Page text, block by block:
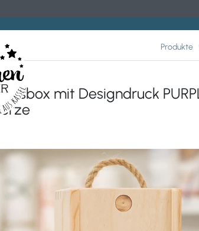
Produkte
mit Designdruck